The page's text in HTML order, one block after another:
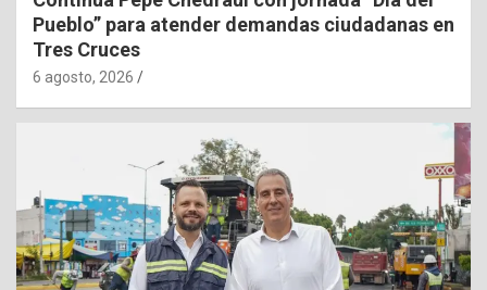
Pueblo” para atender demandas ciudadanas en
Tres Cruces
6 agosto, 2026